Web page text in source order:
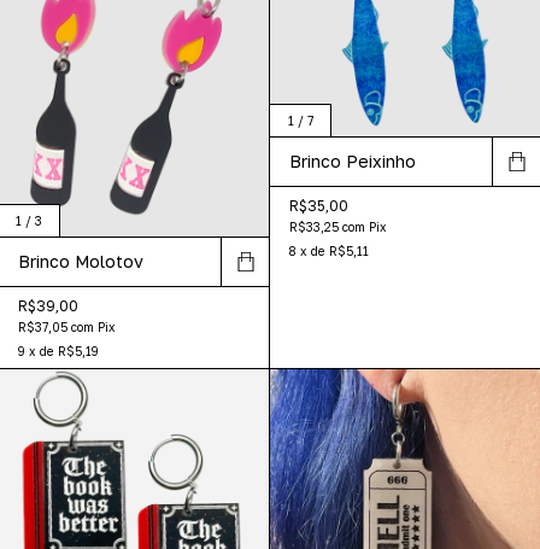
1 / 3
Brinco Molotov
R$39,00
R$37,05 com Pix
9 x de R$5,19
1 / 7
Brinco Peixinho
R$35,00
R$33,25 com Pix
8 x de R$5,11